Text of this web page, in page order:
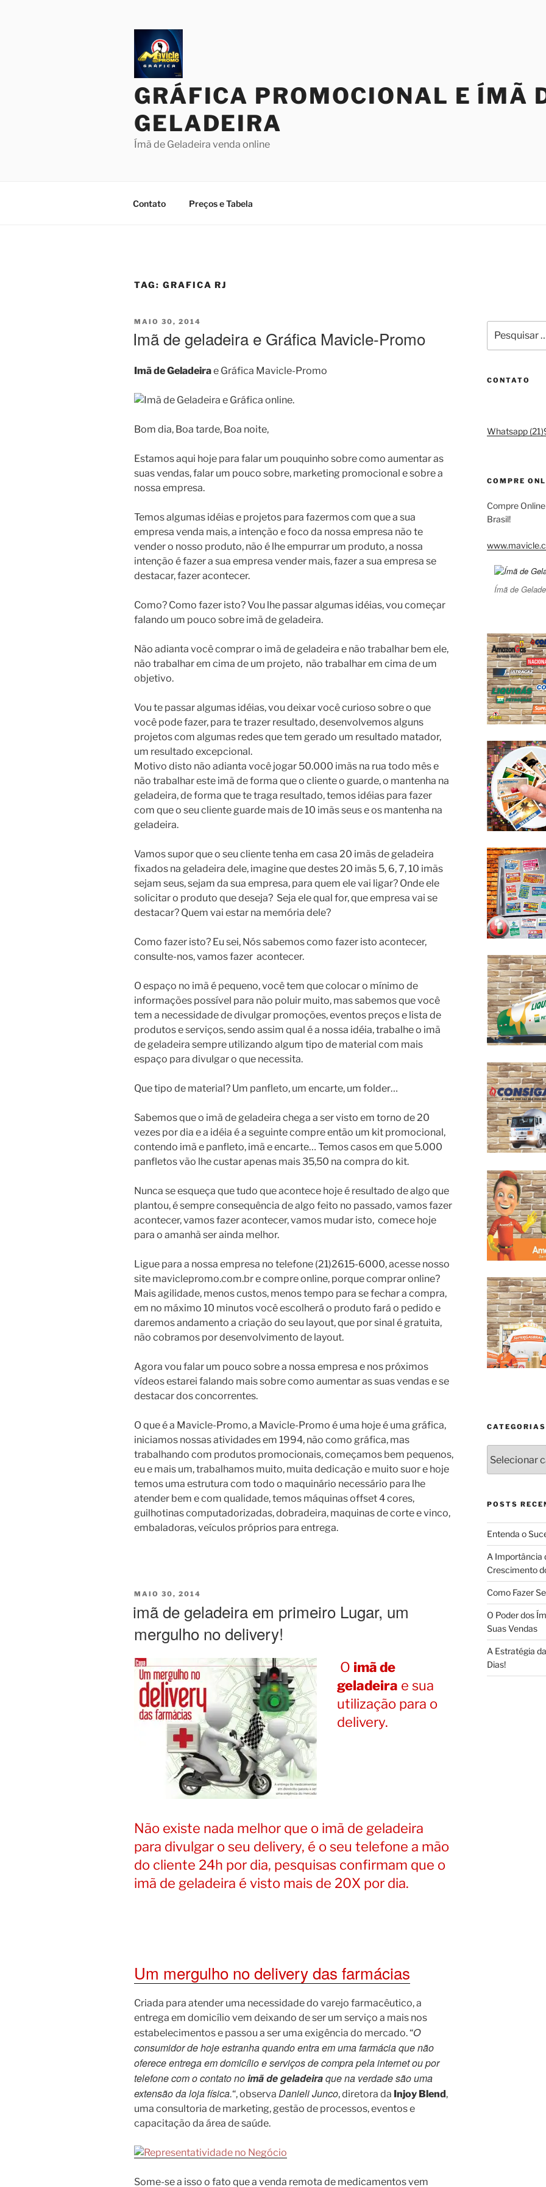
GRÁFICA PROMOCIONAL E ÍMÃ
GELADEIRA
Ímã de Geladeira venda online
Contato Preços e Tabela
TAG: GRAFICA RJ
PUBLICADO
MAIO 30, 2014
Imã de geladeira e Gráfica Mavicle-Promo
Imã de Geladeirae Gráfica Mavicle-Promo
Bom dia, Boa tarde, Boa noite,
Estamos aqui hoje para falar um pouquinho sobre como aumentar as
suas vendas, falar um pouco sobre, marketing promocional e sobre a
nossa empresa.
Temos algumas idéias e projetos para fazermos com que a sua
empresa venda mais, a intenção e foco da nossa empresa não te
vender o nosso produto, não é lhe empurrar um produto, a nossa
intenção é fazer a sua empresa vender mais, fazer a sua empresa se
destacar, fazer acontecer.
Como? Como fazer isto? Vou lhe passar algumas idéias, vou começar
falando um pouco sobre imã de geladeira.
Não adianta você comprar o imã de geladeira e não trabalhar bem ele,
não trabalhar em cima de um projeto, não trabalhar em cima de um
objetivo.
Vou te passar algumas idéias, vou deixar você curioso sobre o que
você pode fazer, para te trazer resultado, desenvolvemos alguns
projetos com algumas redes que tem gerado um resultado matador,
um resultado excepcional.
Motivo disto não adianta você jogar 50.000 imãs na rua todo mês e
não trabalhar este imã de forma que o cliente o guarde, o mantenha na
geladeira, de forma que te traga resultado, temos idéias para fazer
com que o seu cliente guarde mais de 10 imãs seus e os mantenha na
geladeira.
Vamos supor que o seu cliente tenha em casa 20 imãs de geladeira
fixados na geladeira dele, imagine que destes 20 imãs 5, 6, 7, 10 imãs
sejam seus, sejam da sua empresa, para quem ele vai ligar? Onde ele
solicitar o produto que deseja? Seja ele qual for, que empresa vai se
destacar? Quem vai estar na memória dele?
Como fazer isto? Eu sei, Nós sabemos como fazer isto acontecer,
consulte-nos, vamos fazer acontecer.
O espaço no imã é pequeno, você tem que colocar o mínimo de
informações possível para não poluir muito, mas sabemos que você
tem a necessidade de divulgar promoções, eventos preços e lista de
produtos e serviços, sendo assim qual é a nossa idéia, trabalhe o imã
de geladeira sempre utilizando algum tipo de material com mais
espaço para divulgar o que necessita.
Que tipo de material? Um panfleto, um encarte, um folder…
Sabemos que o imã de geladeira chega a ser visto em torno de 20
vezes por dia e a idéia é a seguinte compre então um kit promocional,
contendo imã e panfleto, imã e encarte… Temos casos em que 5.000
panfletos vão lhe custar apenas mais 35,50 na compra do kit.
Nunca se esqueça que tudo que acontece hoje é resultado de algo que
plantou, é sempre consequência de algo feito no passado, vamos fazer
acontecer, vamos fazer acontecer, vamos mudar isto, comece hoje
para o amanhã ser ainda melhor.
Ligue para a nossa empresa no telefone (21)2615-6000, acesse nosso
site maviclepromo.com.bre compre online, porque comprar online?
Mais agilidade, menos custos, menos tempo para se fechar a compra,
em no máximo 10 minutos você escolherá o produto fará o pedido e
daremos andamento a criação do seu layout, que por sinal é gratuita,
não cobramos por desenvolvimento de layout.
Agora vou falar um pouco sobre a nossa empresa e nos próximos
vídeos estarei falando mais sobre como aumentar as suas vendas e se
destacar dos concorrentes.
O que é a Mavicle-Promo, a Mavicle-Promo é uma hoje é uma gráfica,
iniciamos nossas atividades em 1994, não como gráfica, mas
trabalhando com produtos promocionais, começamos bem pequenos,
eu e mais um, trabalhamos muito, muita dedicação e muito suor e hoje
temos uma estrutura com todo o maquinário necessário para lhe
atender bem e com qualidade, temos máquinas offset 4 cores,
guilhotinas computadorizadas, dobradeira, maquinas de corte e vinco,
embaladoras, veículos próprios para entrega.
PUBLICADO
MAIO 30, 2014
imã de geladeira em primeiro Lugar, um
mergulho no delivery!
O imã de
geladeira e sua
utilização para o
delivery.
Não existe nada melhor que o imã de geladeira
para divulgar o seu delivery, é o seu telefone a mão
do cliente 24h por dia, pesquisas confirmam que o
imã de geladeira é visto mais de 20X por dia.
Um mergulho no delivery das farmácias
Criada para atender uma necessidade do varejo farmacêutico, a
entrega em domicílio vem deixando de ser um serviço a mais nos
estabelecimentos e passou a ser uma exigência do mercado. “O
consumidor de hoje estranha quando entra em uma farmácia que não
oferece entrega em domicílio e serviços de compra pela internet ou por
telefone com o contato noimã de geladeiraque na verdade são uma
extensão da loja física.“, observa Danieli Junco, diretora da Injoy Blend,
uma consultoria de marketing, gestão de processos, eventos e
capacitação da área de saúde.
Some-se a isso o fato que a venda remota de medicamentos vem
por:
CONTATO
Whatsapp
COMPRE
Compre
Brasil!
Ímã de
CATEGORIAS
POSTS
Entenda o
A Importância
Crescimento
Como Fazer
O Poder dos
Suas Vendas
A Estratégia
Dias!